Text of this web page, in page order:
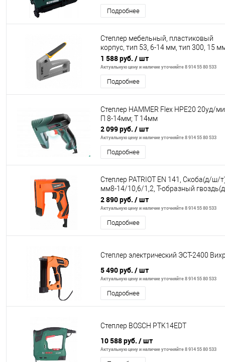
Подробнее
Степлер мебельный, пластиковый
корпус, тип 53, 6-14 мм, тип 300, 15
тип 500, 15 мм// Denzel
1 588 руб. / шт
Актуальную цену и наличие уточняйте 8 914 55 80 533
Подробнее
Степлер HAMMER Flex HPE20 20уд/
П 8-14мм; T 14мм
2 099 руб. / шт
Актуальную цену и наличие уточняйте 8 914 55 80 533
Подробнее
Степлер PATRIOT EN 141, Скоба(д/ш/
мм8-14/10,6/1,2, Т-образный
ш/т)мм15/2/1
2 890 руб. / шт
Актуальную цену и наличие уточняйте 8 914 55 80 533
Подробнее
Степлер электрический ЭСТ-2400
5 490 руб. / шт
Актуальную цену и наличие уточняйте 8 914 55 80 533
Подробнее
Степлер BOSCH PTK14EDT
10 588 руб. / шт
Актуальную цену и наличие уточняйте 8 914 55 80 533